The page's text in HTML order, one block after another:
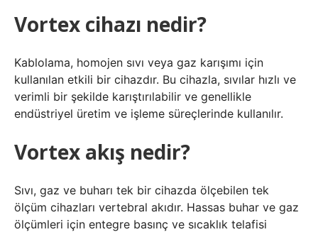
Vortex cihazı nedir?
Kablolama, homojen sıvı veya gaz karışımı için
kullanılan etkili bir cihazdır. Bu cihazla, sıvılar hızlı ve
verimli bir şekilde karıştırılabilir ve genellikle
endüstriyel üretim ve işleme süreçlerinde kullanılır.
Vortex akış nedir?
Sıvı, gaz ve buharı tek bir cihazda ölçebilen tek
ölçüm cihazları vertebral akıdır. Hassas buhar ve gaz
ölçümleri için entegre basınç ve sıcaklık telafisi